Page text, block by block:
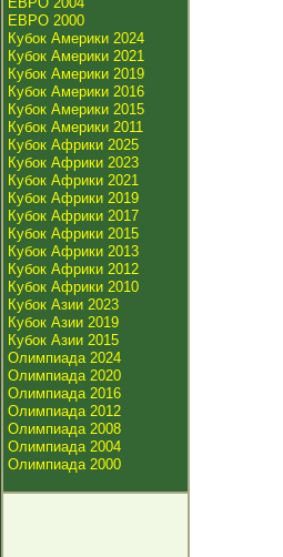
ЕВРО 2000
Кубок Америки 2024
Кубок Америки 2021
Кубок Америки 2019
Кубок Америки 2016
Кубок Америки 2015
Кубок Америки 2011
Кубок Африки 2025
Кубок Африки 2023
Кубок Африки 2021
Кубок Африки 2019
Кубок Африки 2017
Кубок Африки 2015
Кубок Африки 2013
Кубок Африки 2012
Кубок Африки 2010
Кубок Азии 2023
Кубок Азии 2019
Кубок Азии 2015
Олимпиада 2024
Олимпиада 2020
Олимпиада 2016
Олимпиада 2012
Олимпиада 2008
Олимпиада 2004
Олимпиада 2000